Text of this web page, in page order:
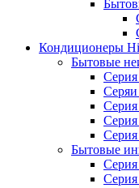
Кондиционеры
Бытовые
Серия
Серия
Бытовые